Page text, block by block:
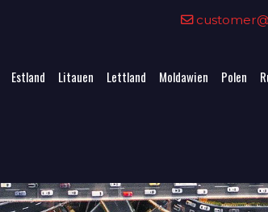
Estland Litauen Lettland Moldawien Polen